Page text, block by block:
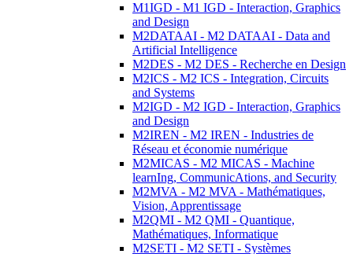
M1IGD - M1 IGD - Interaction, Graphics
and Design
M2DATAAI - M2 DATAAI - Data and
Artificial Intelligence
M2DES - M2 DES - Recherche en Design
M2ICS - M2 ICS - Integration, Circuits
and Systems
M2IGD - M2 IGD - Interaction, Graphics
and Design
M2IREN - M2 IREN - Industries de
Réseau et économie numérique
M2MICAS - M2 MICAS - Machine
learnIng, CommunicAtions, and Security
M2MVA - M2 MVA - Mathématiques,
Vision, Apprentissage
M2QMI - M2 QMI - Quantique,
Mathématiques, Informatique
M2SETI - M2 SETI - Systèmes